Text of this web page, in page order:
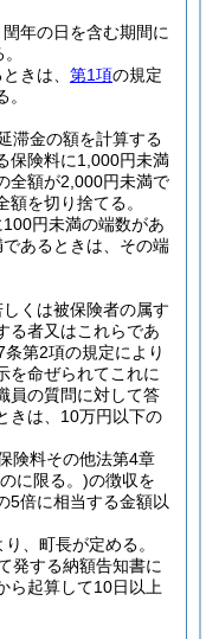
年の日を含む期間に
きは、 第1項の規定
滞金の額を計算する
保険料に1,000円未満
全額が2,000円未満で
を切り捨てる。
円未満の端数があ
あるときは、その端
くは被保険者の属す
る者又はこれらであ
第2項の規定により
を命ぜられてこれに
員の質問に対して答
きは、10万円以下の
険料その他法第4章
に限る。)の徴収を
5倍に相当する金額以
、町長が定める。
発する納額告知書に
ら起算して10日以上